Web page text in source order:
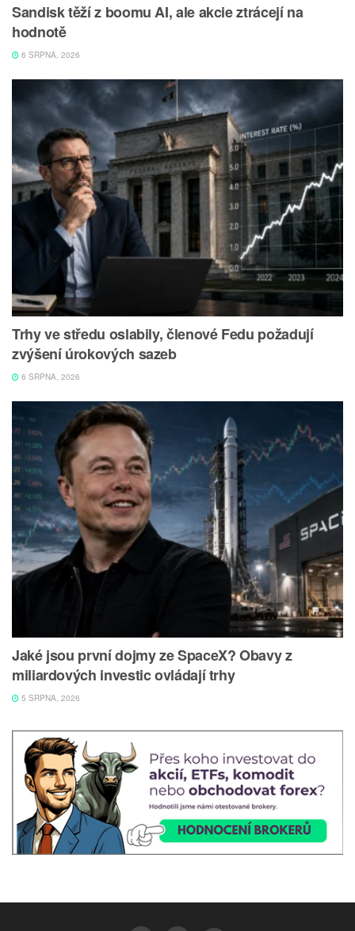
Sandisk těží z boomu AI, ale akcie ztrácejí na
hodnotě
6 SRPNA, 2026
Trhy ve středu oslabily, členové Fedu požadují
zvýšení úrokových sazeb
6 SRPNA, 2026
Jaké jsou první dojmy ze SpaceX? Obavy z
miliardových investic ovládají trhy
5 SRPNA, 2026